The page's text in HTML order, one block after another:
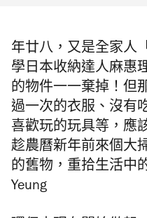
年廿八，又是全家人
學 日本收納達人麻惠
的物件一一棄掉！但
過一次的衣服、沒有
喜歡玩的玩具等，應
趁農曆新年前來個大
的舊物，重拾生活中
Yeung